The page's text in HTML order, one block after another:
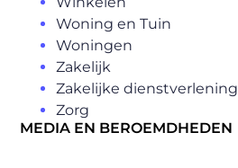
Woning en Tuin
Woningen
Zakelijk
Zakelijke dienstverlening
Zorg
MEDIA EN BEROEMDHEDEN